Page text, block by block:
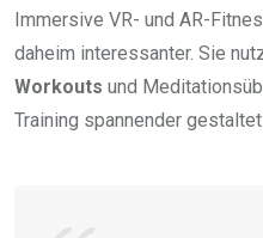
Immersive VR- und AR-
daheim interessanter. Sie
Workouts und
Training spannender gestaltet